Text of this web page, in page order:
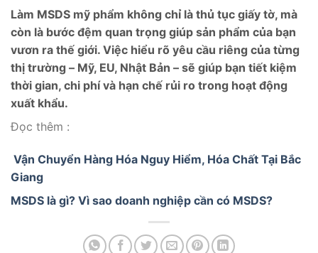
Làm MSDS mỹ phẩm không chỉ là thủ tục giấy tờ, mà
còn là bước đệm quan trọng giúp sản phẩm của bạn
vươn ra thế giới. Việc hiểu rõ yêu cầu riêng của từng
thị trường – Mỹ, EU, Nhật Bản – sẽ giúp bạn tiết kiệm
thời gian, chi phí và hạn chế rủi ro trong hoạt động
xuất khẩu.
Đọc thêm :
Vận Chuyển Hàng Hóa Nguy Hiểm, Hóa Chất Tại Bắc
Giang
MSDS là gì? Vì sao doanh nghiệp cần có MSDS?